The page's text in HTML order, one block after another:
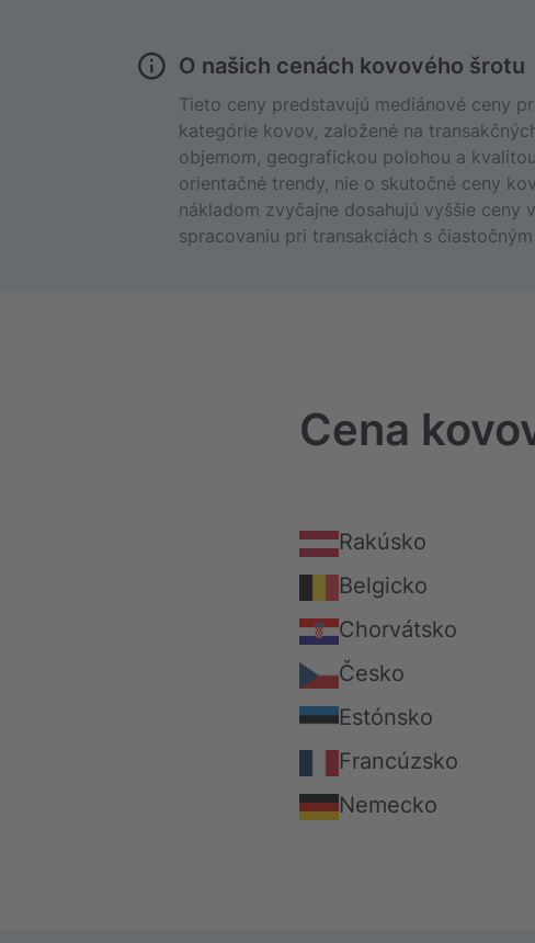
O našich cenách kovového šrotu
Tieto ceny predstavujú mediánové ceny
kategórie kovov, založené na
objemom, geografickou polohou a
orientačné trendy, nie o skutočné ceny
nákladom zvyčajne dosahujú vyššie ceny
spracovaniu pri transakciách s
Cena
Rakúsko
Belgicko
Chorvátsko
Česko
Estónsko
Francúzsko
Nemecko